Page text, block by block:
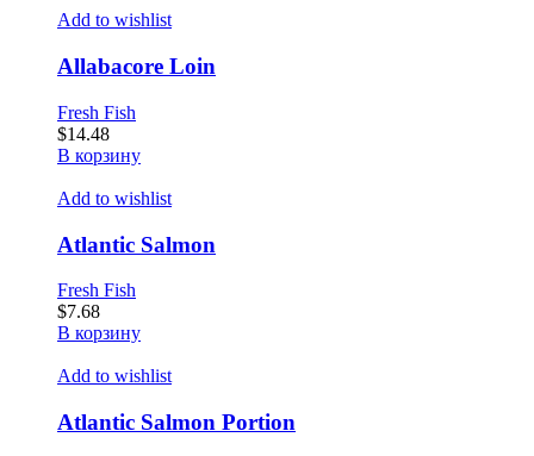
Add to wishlist
Allabacore Loin
Fresh Fish
$14.48
В корзину
Add to wishlist
Atlantic Salmon
Fresh Fish
$7.68
В корзину
Add to wishlist
Atlantic Salmon Portion